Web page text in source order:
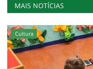
MAIS NOTÍCIAS
Cultura